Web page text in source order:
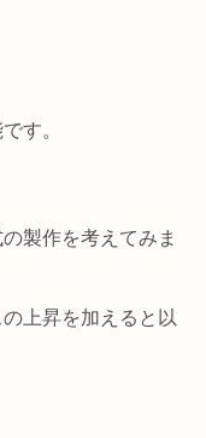
す。
製作を考えてみま
上昇を加えると以